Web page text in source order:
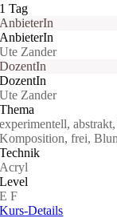
1 Tag
AnbieterIn
AnbieterIn
Ute Zander
DozentIn
DozentIn
Ute Zander
Thema
experimentell,
Komposition, frei,
Technik
Acryl
Level
EF
Kurs-Details